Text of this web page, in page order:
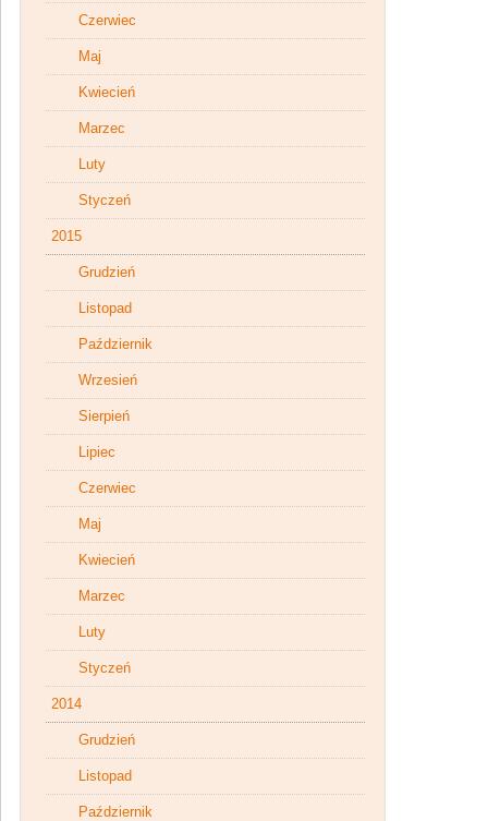
Czerwiec
Maj
Kwiecień
Marzec
Luty
Styczeń
2015
Grudzień
Listopad
Październik
Wrzesień
Sierpień
Lipiec
Czerwiec
Maj
Kwiecień
Marzec
Luty
Styczeń
2014
Grudzień
Listopad
Październik